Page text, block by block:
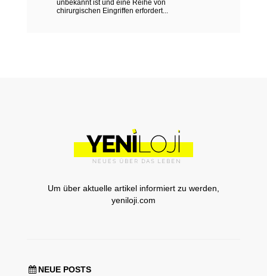
unbekannt ist und eine Reihe von
chirurgischen Eingriffen erfordert...
Um über aktuelle artikel informiert zu werden,
yeniloji.com
NEUE POSTS